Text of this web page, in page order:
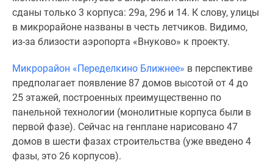
недвижимости
Мнение
эксперта
рынка
Покупателю
Экспертиза
новостроек
Эксперты
авторы
сданы только 3 корпуса: 29а, 29б и 14. К слову, улицы
в микрорайоне названы в честь летчиков. Видимо,
из-за близости аэропорта «Внуково» к проекту.
Микрорайон «Переделкино Ближнее» в перспективе
предполагает появление 87 домов высотой от 4 до
25 этажей, построенных преимущественно по
панельной технологии (монолитные корпуса были в
первой фазе). Сейчас на генплане нарисовано 47
домов в шести фазах строительства (уже введено 4
фазы, это 26 корпусов).